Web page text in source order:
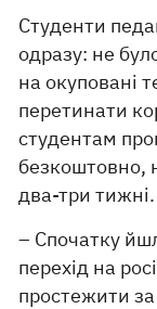
Студенти
одразу: не
на окуповані
перетинати
студентам
безкоштовно,
два-три тижні.
– Спочатку
перехід на
простежити